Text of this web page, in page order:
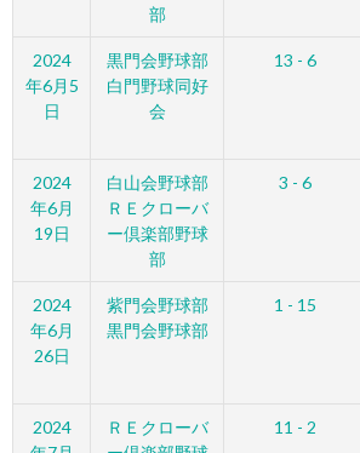
部
2024
年6月5
日
黒門会野球部
白門野球同好
会
13 - 6
2024
年6月
19日
白山会野球部
ＲＥクローバ
ー倶楽部野球
部
3 - 6
2024
年6月
26日
紫門会野球部
黒門会野球部
1 - 15
2024
ＲＥクローバ
11 - 2